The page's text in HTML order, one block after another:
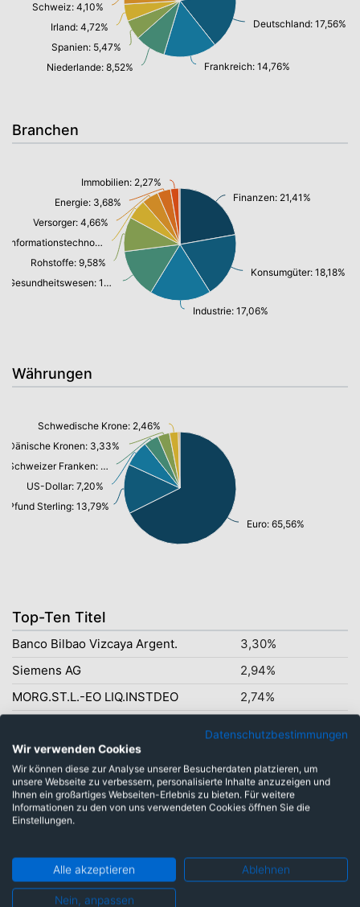
Deutschland: 17,56%
Frankreich: 14,76%
Niederlande: 8,52%
Spanien: 5,47%
Irland: 4,72%
Schweiz: 4,10%
Branchen
Finanzen: 21,41%
Konsumgüter: 18,18%
Industrie: 17,06%
Gesundheitswesen: 13,74%
Rohstoffe: 9,58%
Informationstechnologie/ Telekommunikation: 5,54%
Versorger: 4,66%
Energie: 3,68%
Immobilien: 2,27%
Währungen
Euro: 65,56%
Pfund Sterling: 13,79%
US-Dollar: 7,20%
Schweizer Franken: 4,10%
Dänische Kronen: 3,33%
Schwedische Krone: 2,46%
Top-Ten Titel
Banco Bilbao Vizcaya Argent.
3,30%
Siemens AG
2,94%
MORG.ST.L.-EO LIQ.INSTDEO
2,74%
Erste Group Bank AG
Nordea Bank Abp
2,34%
GSK PLC
2,32%
AstraZeneca PLC
Shell PLC
2,05%
Bank of Ireland Group PLC
1,92%
Datenschutzbestimmungen
Wir verwenden Cookies
Wir können diese zur Analyse unserer Besucherdaten platzieren, um
unsere Webseite zu verbessern, personalisierte Inhalte anzuzeigen und
Ihnen ein großartiges Webseiten-Erlebnis zu bieten. Für weitere
Informationen zu den von uns verwendeten Cookies öffnen Sie die
Einstellungen.
Alle akzeptieren Ablehnen
Nein, anpassen